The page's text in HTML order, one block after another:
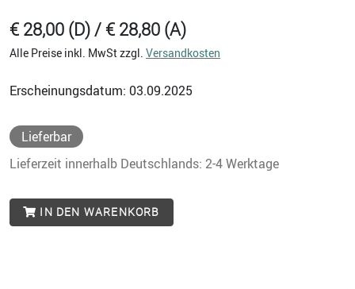
€ 28,00 (D) / € 28,80 (A)
Alle Preise inkl. MwSt zzgl. Versandkosten
Erscheinungsdatum: 03.09.2025
Lieferbar
Lieferzeit innerhalb Deutschlands: 2-4 Werktage
IN DEN WARENKORB